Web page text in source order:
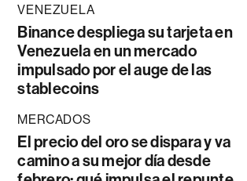
VENEZUELA
Binance despliega su tarjeta en
Venezuela en un mercado
impulsado por el auge de las
stablecoins
MERCADOS
El precio del oro se dispara y va
camino a su mejor día desde